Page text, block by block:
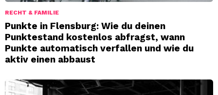
RECHT & FAMILIE
Punkte in Flensburg: Wie du deinen
Punktestand kostenlos abfragst, wann
Punkte automatisch verfallen und wie du
aktiv einen abbaust